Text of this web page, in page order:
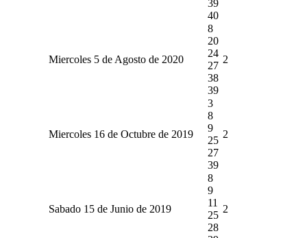
39
40
Miercoles 5 de Agosto de 2020
8
20
24
27
38
39
2
Miercoles 16 de Octubre de 2019
3
8
9
25
27
39
2
Sabado 15 de Junio de 2019
8
9
11
25
28
2